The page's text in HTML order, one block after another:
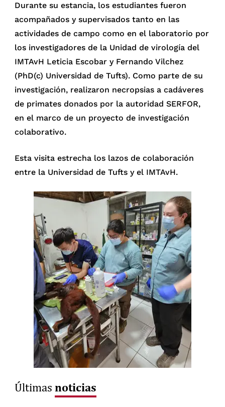
Durante su estancia, los estudiantes fueron
acompañados y supervisados tanto en las
actividades de campo como en el laboratorio por
los investigadores de la Unidad de virología del
IMTAvH Leticia Escobar y Fernando Vilchez
(PhD(c) Universidad de Tufts). Como parte de su
investigación, realizaron necropsias a cadáveres
de primates donados por la autoridad SERFOR,
en el marco de un proyecto de investigación
colaborativo.
Esta visita estrecha los lazos de colaboración
entre la Universidad de Tufts y el IMTAvH.
Últimasnoticias